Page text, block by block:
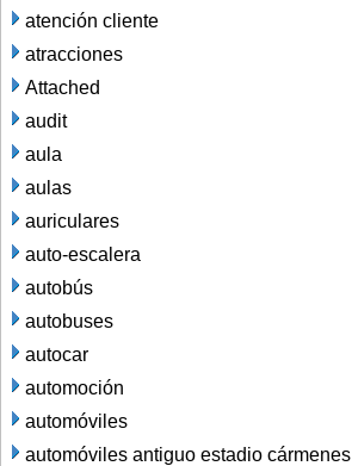
atención cliente
atracciones
Attached
audit
aula
aulas
auriculares
auto-escalera
autobús
autobuses
autocar
automoción
automóviles
automóviles antiguo estadio cármenes